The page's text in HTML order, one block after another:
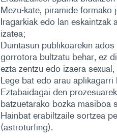
Mezu-kate, piramide
Iragarkiak edo lan eskaintzak
izatea;
Duintasun publikoarekin
gorrotora bultzatu behar, ez
ezta zentzu edo izaera
Lege bat edo arau aplikagarri
Eztabaidagai den
batzuetarako bozka masiboa
Hainbat erabiltzaile sortzea
(astroturfing).